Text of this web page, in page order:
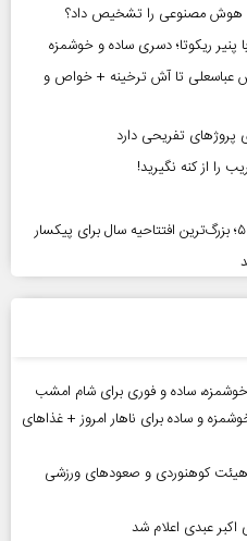
هوش مصنوعی را تشخیص داد؟
ریکوتا؛ دسری ساده و خوشمزه
عباسعلی تا آش ترخینه + خواص و
پروژهای تفریحی دارد
را از کنه نگیرید!
| ۲۰ پیشنهاد خوشمزه و ساده برای ناهار امروز + غذاهای
کوهنوردی و صعودهای ورزشی
عبدی اعلام شد